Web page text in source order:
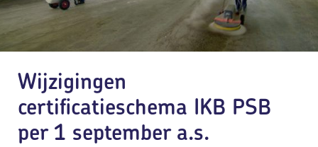
Wijzigingen
certificatieschema IKB PSB
per 1 september a.s.